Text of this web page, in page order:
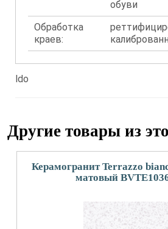
обуви
Обработка
краев:
ldo
Другие товары из
Керамогранит Terrazzo
матовый